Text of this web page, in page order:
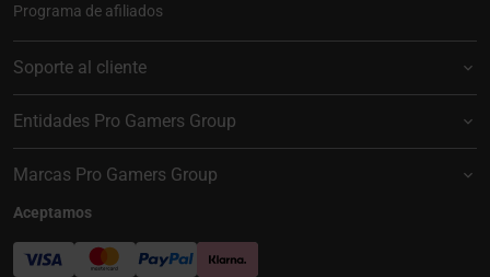
Programa de afiliados
Soporte al cliente
Entidades Pro Gamers Group
Marcas Pro Gamers Group
Aceptamos